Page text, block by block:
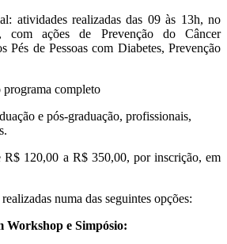
atividades realizadas das 09 às 13h, no
com ações de Prevenção do Câncer
Pés de Pessoas com Diabetes, Prevenção
programa completo
e pós-graduação, profissionais,
R$ 120,00 a R$ 350,00, por inscrição, em
numa das seguintes opções:
Workshop e Simpósio: